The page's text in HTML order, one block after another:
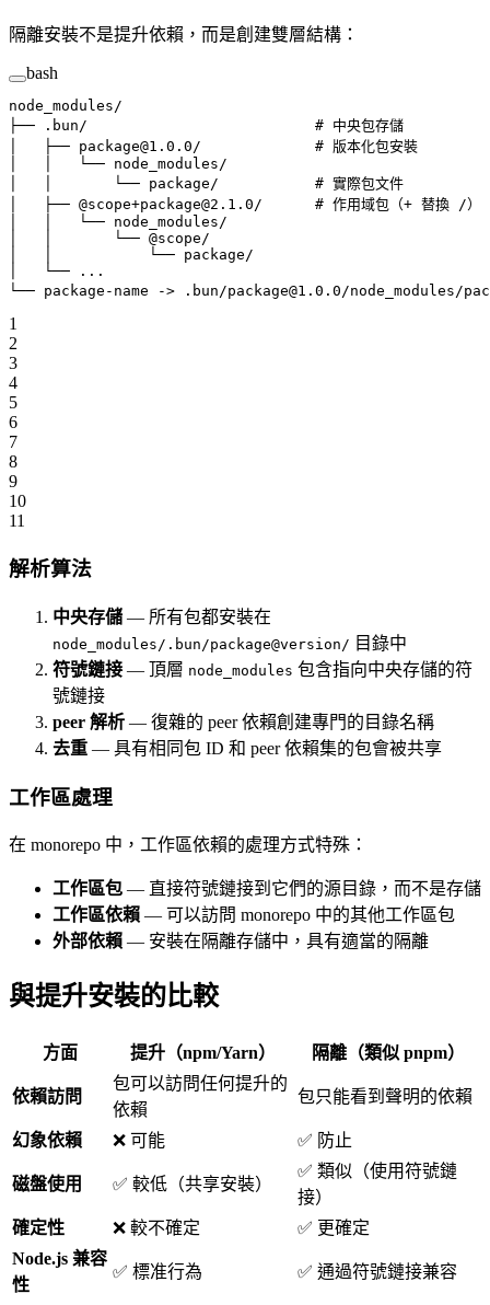
隔離安裝不是提升依賴，而是創建雙層結構：
bash
node_modules/
├── .bun/
                          # 中央包存儲
   ├──
package@1.0.0/
             # 版本化包安裝
   └──
node_modules/
       └──
package/
           # 實際包文件
   ├──
@scope+package@2.1.0/
      # 作用域包（+ 替換 /）
   └──
node_modules/
       └──
@scope/
           └──
package/
   └──
...
└── package-name -> .bun/package@1.0.0/node_modules/
1
2
3
4
5
6
7
8
9
10
11
解析算法
中央存儲 — 所有包都安裝在
node_modules/.bun/package@version/ 目錄中
符號鏈接 — 頂層 node_modules 包含指向中央存儲的符
號鏈接
peer 解析 — 復雜的 peer 依賴創建專門的目錄名稱
去重 — 具有相同包 ID 和 peer 依賴集的包會被共享
工作區處理
在 monorepo 中，工作區依賴的處理方式特殊：
工作區包 — 直接符號鏈接到它們的源目錄，而不是存儲
工作區依賴 — 可以訪問 monorepo 中的其他工作區包
外部依賴 — 安裝在隔離存儲中，具有適當的隔離
與提升安裝的比較
方面 提升（npm/Yarn） 隔離（類似 pnpm）
依賴訪問
包可以訪問任何提升的
依賴
包只能看到聲明的依賴
幻象依賴 ❌ 可能 ✅ 防止
磁盤使用 ✅ 較低（共享安裝）
✅ 類似（使用符號鏈
接）
確定性
❌ 較不確定
✅ 更確定
Node.js 兼容
性
✅ 標准行為 ✅ 通過符號鏈接兼容